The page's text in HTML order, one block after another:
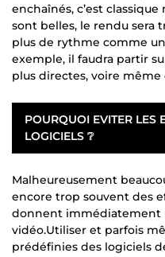
enchaînés, c’est
sont belles, le rendu sera
plus de rythme comme
exemple, il faudra partir
plus directes, voire
POURQUOI EVITER LES
LOGICIELS ❔
Malheureusement
encore trop souvent des
donnent immédiatement
vidéo.Utiliser et parfois
prédéfinies des logiciels